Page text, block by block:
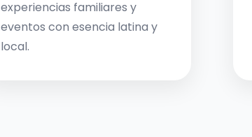
experiencias familiares y
eventos con esencia latina y
local.